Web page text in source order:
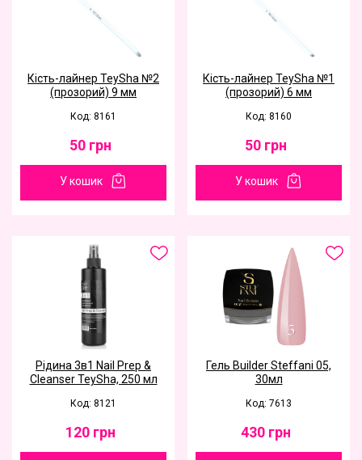
Кість-лайнер TeySha №2
(прозорий) 9 мм
Код: 8161
50 грн
У кошик
Кість-лайнер TeySha №1
(прозорий) 6 мм
Код: 8160
50 грн
У кошик
Рідина 3в1 Nail Prep &
Cleanser TeySha, 250 мл
Код: 8121
120 грн
Гель Builder Steffani 05,
30мл
Код: 7613
430 грн